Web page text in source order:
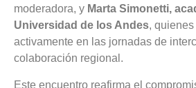
moderadora, y Marta Simonetti,
Universidad de los Andes,
activamente en las jornadas de
colaboración regional.
Este encuentro reafirma el